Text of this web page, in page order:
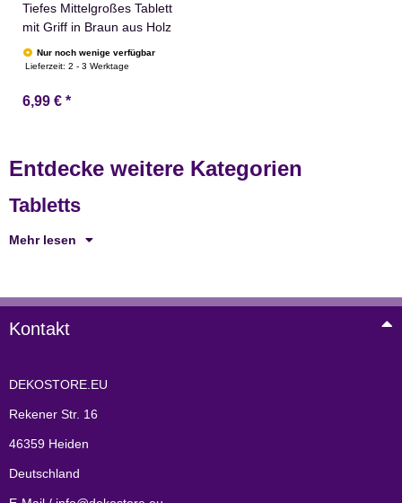
Tiefes Mittelgroßes Tablett
mit Griff in Braun aus Holz
Nur noch wenige verfügbar
Lieferzeit:2 - 3 Werktage
6,99 € *
Entdecke weitere Kategorien
Tabletts
Mehr lesen
Kontakt
DEKOSTORE.EU
Rekener Str. 16
46359 Heiden
Deutschland